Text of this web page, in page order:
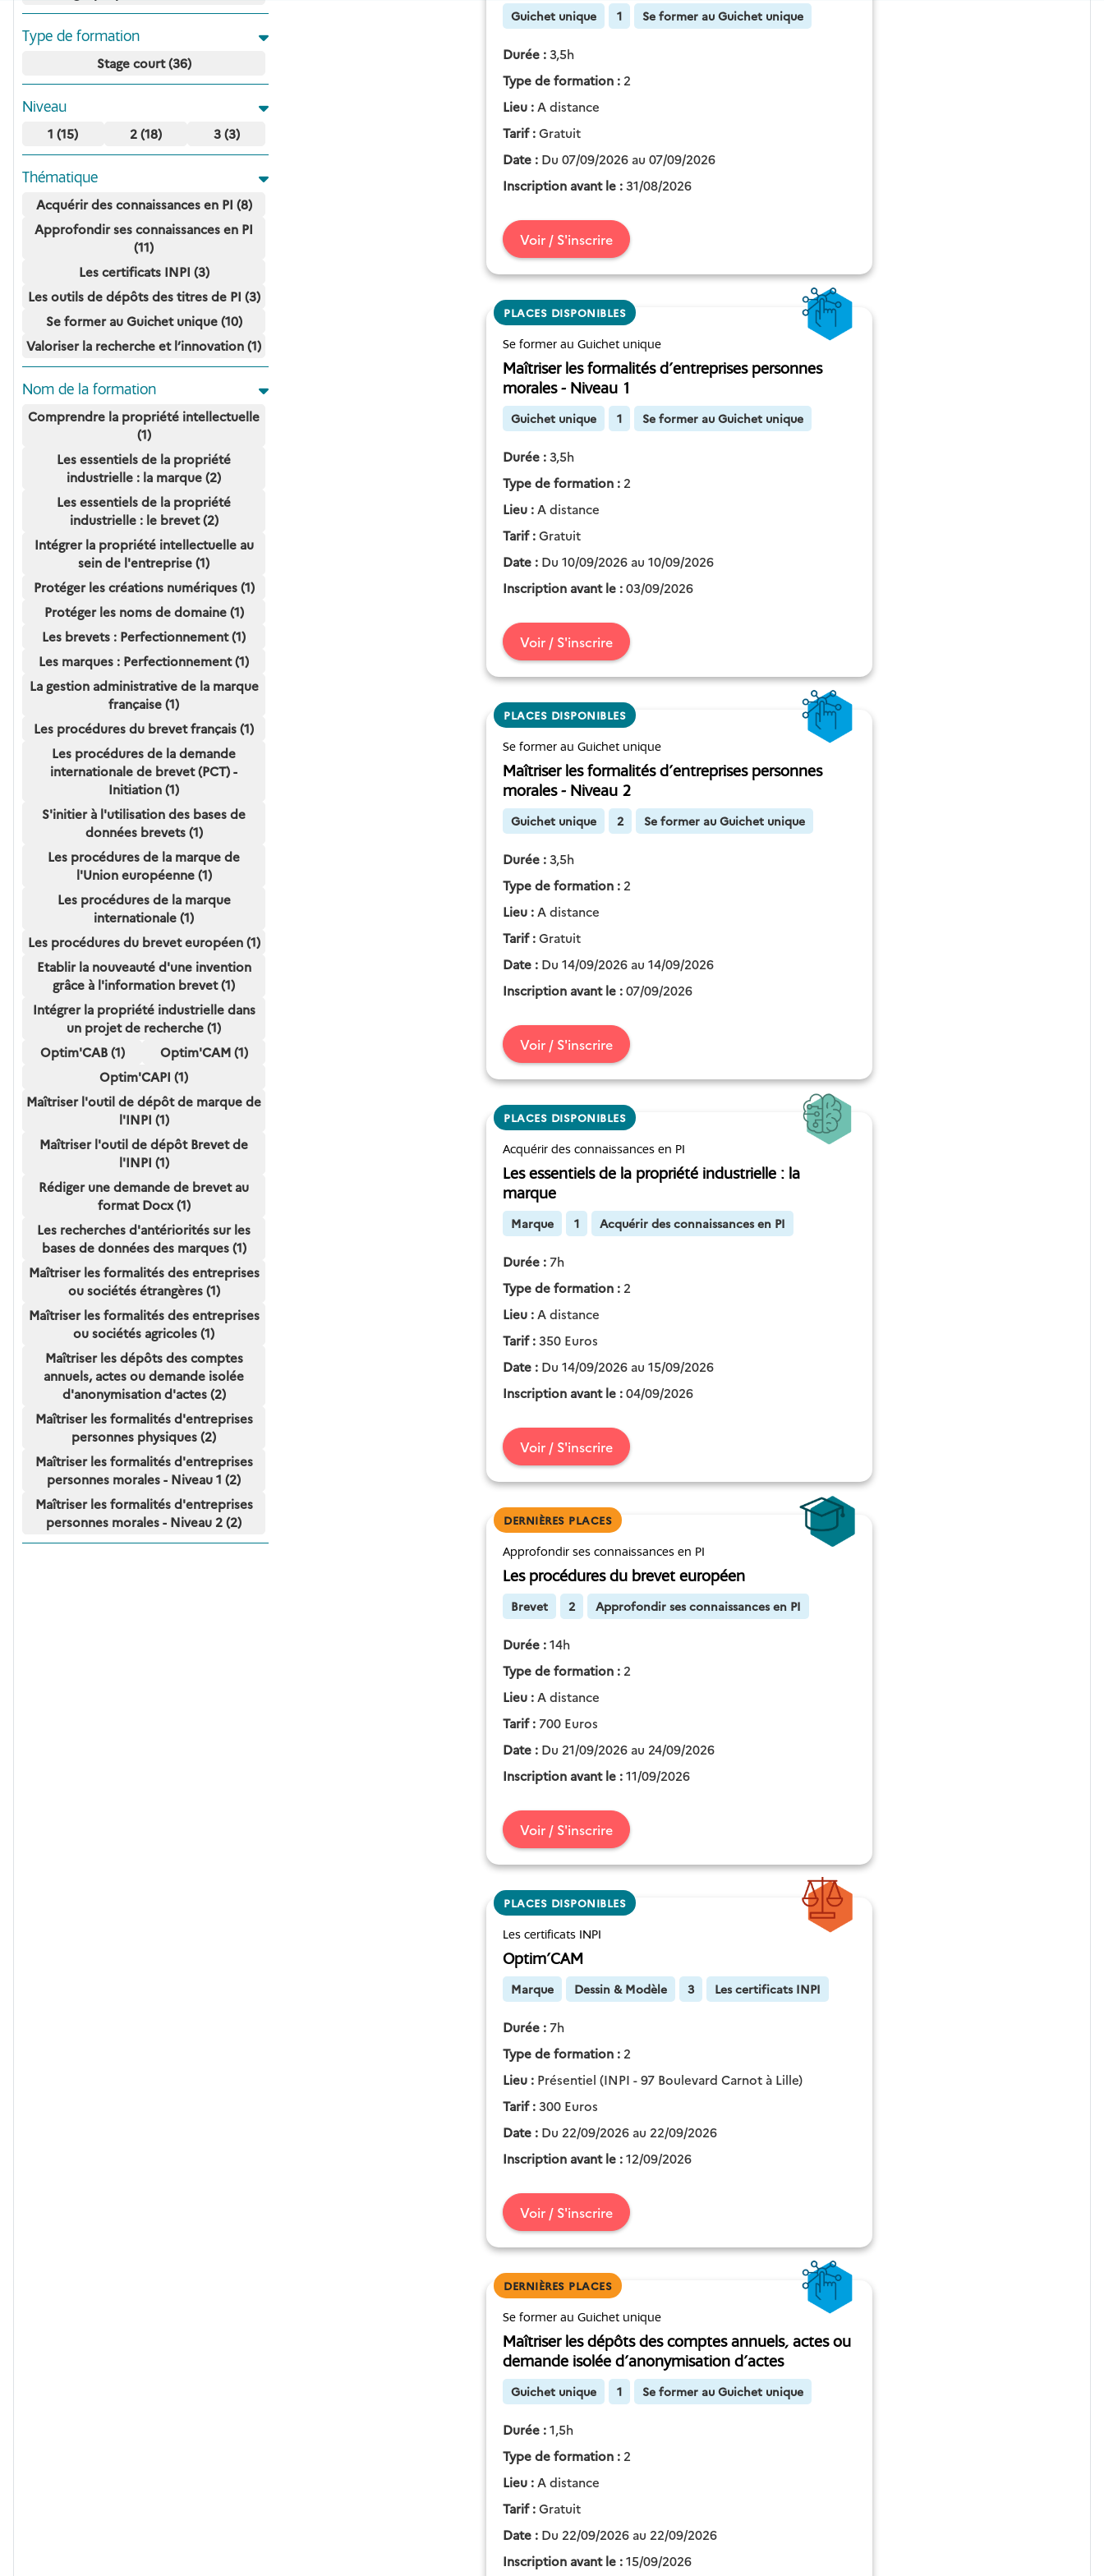
Type de formation
Stage court (36)
Niveau
1 (15) 2 (18) 3 (3)
Thématique
Acquérir des connaissances en PI (8)
Approfondir ses connaissances en PI
(11)
Les certificats INPI (3)
Les outils de dépôts des titres de PI (3)
Se former au Guichet unique (10)
Valoriser la recherche et l’innovation (1)
Nom de la formation
Comprendre la propriété intellectuelle
(1)
Les essentiels de la propriété
industrielle : la marque (2)
Les essentiels de la propriété
industrielle : le brevet (2)
Intégrer la propriété intellectuelle au
sein de l'entreprise (1)
Protéger les créations numériques (1)
Protéger les noms de domaine (1)
Les brevets : Perfectionnement (1)
Les marques : Perfectionnement (1)
La gestion administrative de la marque
française (1)
Les procédures du brevet français (1)
Les procédures de la demande
internationale de brevet (PCT) -
Initiation (1)
S'initier à l'utilisation des bases de
données brevets (1)
Les procédures de la marque de
l'Union européenne (1)
Les procédures de la marque
internationale (1)
Les procédures du brevet européen (1)
Etablir la nouveauté d'une invention
grâce à l'information brevet (1)
Intégrer la propriété industrielle dans
un projet de recherche (1)
Optim'CAB (1)
Optim'CAM (1)
Optim'CAPI (1)
Maîtriser l'outil de dépôt de marque de
l'INPI (1)
Maîtriser l'outil de dépôt Brevet de
l'INPI (1)
Rédiger une demande de brevet au
format Docx (1)
Les recherches d'antériorités sur les
bases de données des marques (1)
Maîtriser les formalités des entreprises
ou sociétés étrangères (1)
Maîtriser les formalités des entreprises
ou sociétés agricoles (1)
Maîtriser les dépôts des comptes
annuels, actes ou demande isolée
d'anonymisation d'actes (2)
Maîtriser les formalités d'entreprises
personnes physiques (2)
Maîtriser les formalités d'entreprises
personnes morales - Niveau 1 (2)
Maîtriser les formalités d'entreprises
personnes morales - Niveau 2 (2)
Guichet unique 1 Se former au Guichet unique
Durée :3,5h
Type de formation : 2
Lieu :A distance
Tarif :Gratuit
Date : Du 07/09/2026 au 07/09/2026
Inscription avant le :31/08/2026
Voir / S'inscrire
PLACES DISPONIBLES
Se former au Guichet unique
Maîtriser les formalités d'entreprises personnes
morales - Niveau 1
Guichet unique 1 Se former au Guichet unique
Durée :3,5h
Type de formation : 2
Lieu :A distance
Tarif :Gratuit
Date : Du 10/09/2026 au 10/09/2026
Inscription avant le :03/09/2026
Voir / S'inscrire
PLACES DISPONIBLES
Se former au Guichet unique
Maîtriser les formalités d'entreprises personnes
morales - Niveau 2
Guichet unique 2 Se former au Guichet unique
Durée :3,5h
Type de formation : 2
Lieu :A distance
Tarif :Gratuit
Date : Du 14/09/2026 au 14/09/2026
Inscription avant le :07/09/2026
Voir / S'inscrire
PLACES DISPONIBLES
Acquérir des connaissances en PI
Les essentiels de la propriété industrielle : la
marque
Marque 1 Acquérir des connaissances en PI
Durée : 7h
Type de formation : 2
Lieu :A distance
Tarif :350 Euros
Date : Du 14/09/2026 au 15/09/2026
Inscription avant le :04/09/2026
Voir / S'inscrire
DERNIÈRES PLACES
Approfondir ses connaissances en PI
Les procédures du brevet européen
Brevet 2 Approfondir ses connaissances en PI
Durée :14h
Type de formation : 2
Lieu :A distance
Tarif : 700 Euros
Date : Du 21/09/2026 au 24/09/2026
Inscription avant le :11/09/2026
Voir / S'inscrire
PLACES DISPONIBLES
Les certificats INPI
Optim'CAM
Marque Dessin & Modèle 3 Les certificats INPI
Durée : 7h
Type de formation : 2
Lieu : Présentiel (INPI - 97 Boulevard Carnot à Lille)
Tarif :300 Euros
Date : Du 22/09/2026 au 22/09/2026
Inscription avant le :12/09/2026
Voir / S'inscrire
DERNIÈRES PLACES
Se former au Guichet unique
Maîtriser les dépôts des comptes annuels, actes ou
demande isolée d'anonymisation d'actes
Guichet unique 1 Se former au Guichet unique
Durée :1,5h
Type de formation : 2
Lieu :A distance
Tarif :Gratuit
Date : Du 22/09/2026 au 22/09/2026
Inscription avant le :15/09/2026